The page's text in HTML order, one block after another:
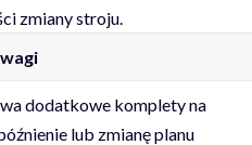
zmiany stroju.
dodatkowe komplety na
lub zmianę planu